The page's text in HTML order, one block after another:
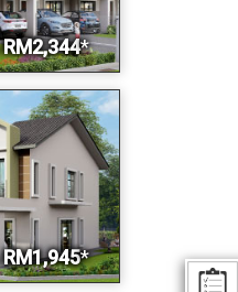
RM2,344*
RM1,945*